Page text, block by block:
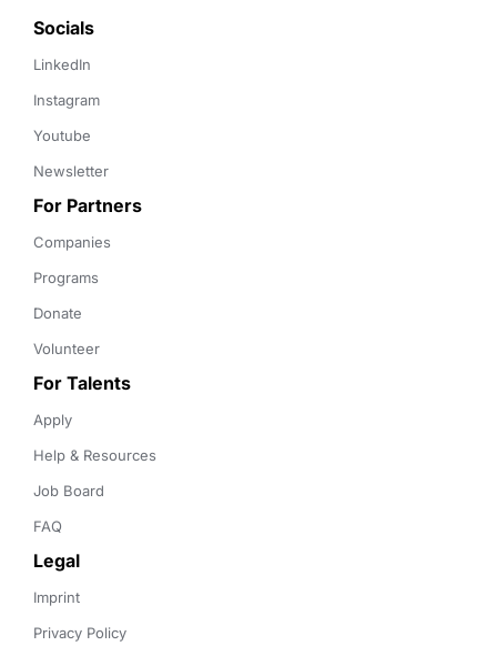
Socials
LinkedIn
Instagram
Youtube
Newsletter
For Partners
Companies
Programs
Donate
Volunteer
For Talents
Apply
Help & Resources
Job Board
FAQ
Legal
Imprint
Privacy Policy